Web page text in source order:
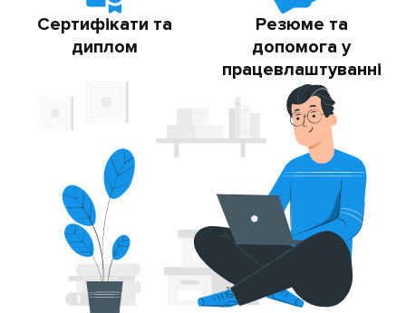
Сертифікати та
диплом
Резюме та
допомога у
працевлаштуванні